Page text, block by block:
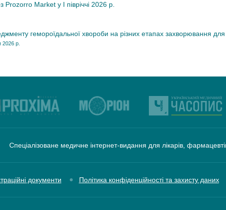
Prozorro Market у I півріччі 2026 р.
гемороїдальної хвороби на різних етапах захворювання
р.
Спеціалізоване медичне інтернет-видання для лікарів,
документи Політика конфіденційності та захисту даних